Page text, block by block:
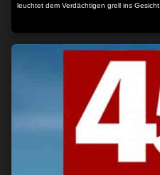
leuchtet dem Verdächtigen grell ins Gesicht.